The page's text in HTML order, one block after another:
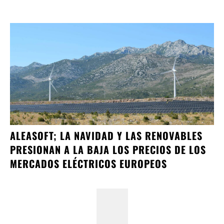
ALEASOFT; LA NAVIDAD Y LAS RENOVABLES
PRESIONAN A LA BAJA LOS PRECIOS DE LOS
MERCADOS ELÉCTRICOS EUROPEOS